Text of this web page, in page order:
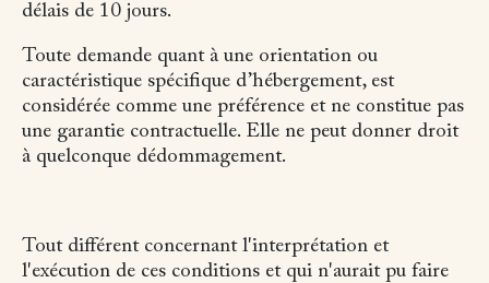
délais de 10 jours.
Toute demande quant à une orientation ou
caractéristique spécifique d’hébergement, est
considérée comme une préférence et ne constitue pas
une garantie contractuelle. Elle ne peut donner droit
à quelconque dédommagement.
Tout différent concernant l'interprétation et
l'exécution de ces conditions et qui n'aurait pu faire